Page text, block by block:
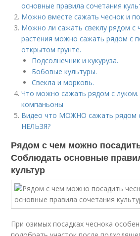
основные правила сочетания
Можно вместе сажать чеснок и
Можно ли сажать свеклу рядом с
растения можно сажать рядом с
открытом грунте.
Подсолнечник и кукуруза.
Бобовые культуры.
Свекла и морковь.
Что можно сажать рядом с луком.
компаньоны
Видео что МОЖНО сажать рядом
НЕЛЬЗЯ?
Рядом с чем можно
Соблюдать основные
культур
При озимых посадках чеснока